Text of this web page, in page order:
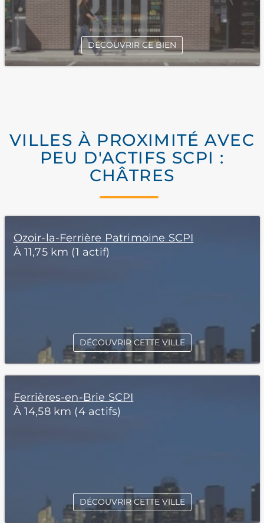
DÉCOUVRIR CE BIEN
VILLES À PROXIMITÉ AVEC
PEU D'ACTIFS SCPI :
CHÂTRES
Ozoir-la-Ferrière Patrimoine SCPI
À 11,75 km (1 actif)
DÉCOUVRIR CETTE VILLE
Ferrières-en-Brie SCPI
À 14,58 km (4 actifs)
DÉCOUVRIR CETTE VILLE